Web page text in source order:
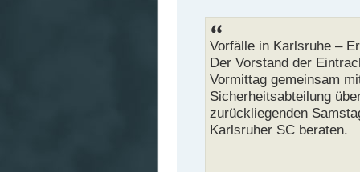
Vorfälle in Karlsruhe –
Der Vorstand der
Vormittag gemeinsam
Sicherheitsabteilung
zurückliegenden
Karlsruher SC beraten.